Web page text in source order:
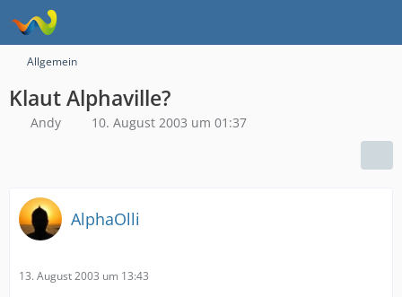
Allgemein
Klaut Alphaville?
Andy 10. August 2003 um 01:37
AlphaOlli
13. August 2003 um 13:43